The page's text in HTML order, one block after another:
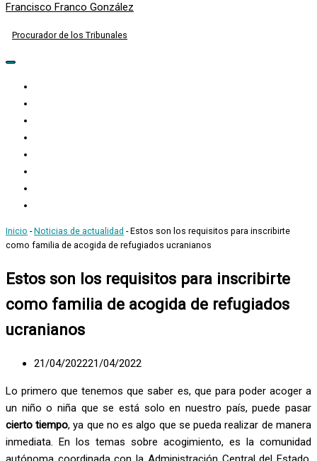
Francisco Franco González
Procurador de los Tribunales
Menú
navegación
Inicio -Noticias de actualidad -Estos son los requisitos para inscribirte
como familia de acogida de refugiados ucranianos
Estos son los requisitos para inscribirte
como familia de acogida de refugiados
ucranianos
21/04/202221/04/2022
Lo primero que tenemos que saber es, que para poder acoger a
un niño o niña que se está solo en nuestro país, puede pasar
cierto tiempo, ya que no es algo que se pueda realizar de manera
inmediata. En los temas sobre acogimiento, es la comunidad